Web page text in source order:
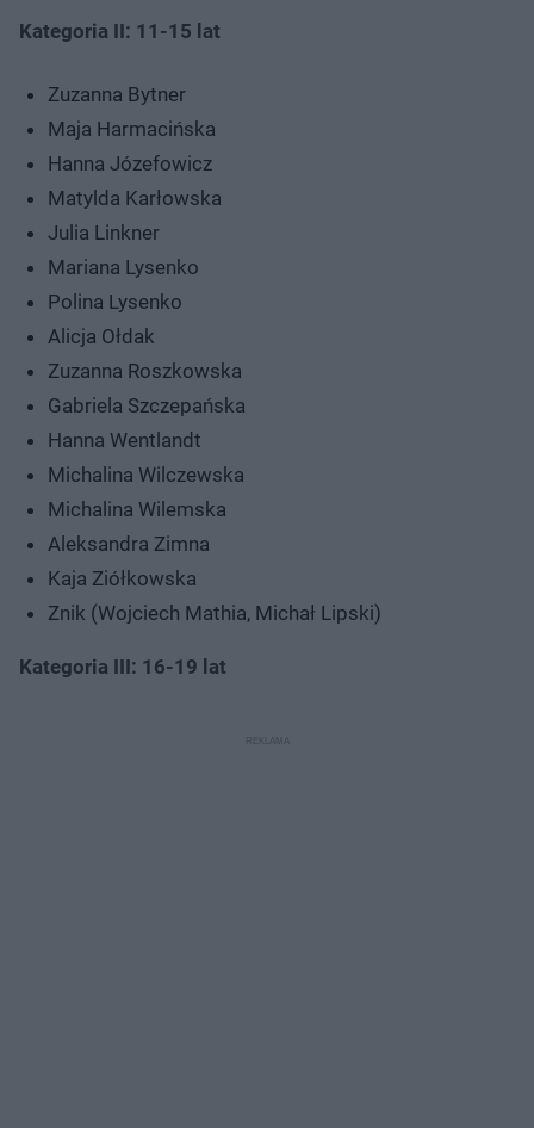
Kategoria II: 11-15 lat
Zuzanna Bytner
Maja Harmacińska
Hanna Józefowicz
Matylda Karłowska
Julia Linkner
Mariana Lysenko
Polina Lysenko
Alicja Ołdak
Zuzanna Roszkowska
Gabriela Szczepańska
Hanna Wentlandt
Michalina Wilczewska
Michalina Wilemska
Aleksandra Zimna
Kaja Ziółkowska
Znik (Wojciech Mathia, Michał Lipski)
Kategoria III: 16-19 lat